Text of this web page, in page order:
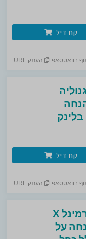
קח דיל
בוואטסאפ העתק URL
– 20% הנחה
קח דיל
בוואטסאפ העתק URL
קופון מפנק לטרמינל X
10% הנחה על